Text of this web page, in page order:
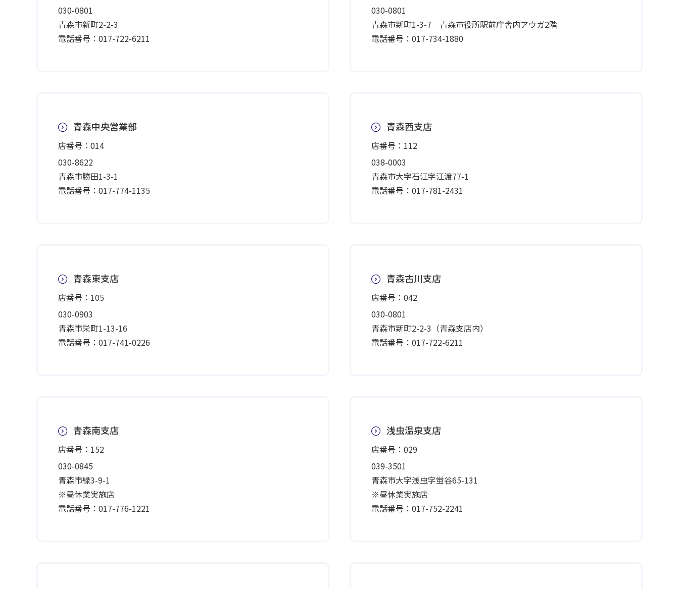
030-0801
青森市新町2-2-3
電話番号：017-722-6211
030-0801
青森市新町1-3-7 青森市役所駅前庁舎内アウガ2階
電話番号：017-734-1880
青森中央営業部
店番号：014
030-8622
青森市勝田1-3-1
電話番号：017-774-1135
青森西支店
店番号：112
038-0003
青森市大字石江字江渡77-1
電話番号：017-781-2431
青森東支店
店番号：105
030-0903
青森市栄町1-13-16
電話番号：017-741-0226
青森古川支店
店番号：042
030-0801
青森市新町2-2-3（青森支店内）
電話番号：017-722-6211
青森南支店
店番号：152
030-0845
青森市緑3-9-1
※昼休業実施店
電話番号：017-776-1221
浅虫温泉支店
店番号：029
039-3501
青森市大字浅虫字蛍谷65-131
※昼休業実施店
電話番号：017-752-2241